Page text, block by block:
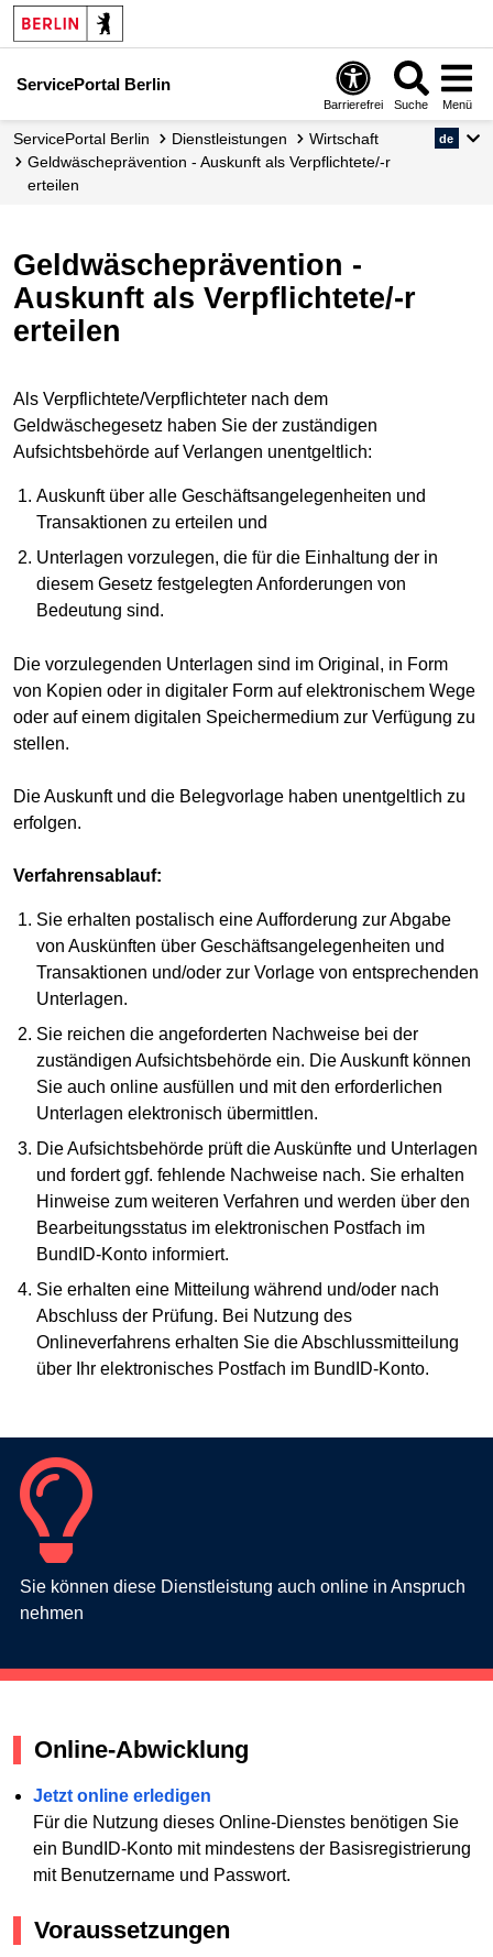
ServicePortal Berlin
Barrierefrei Suche Menü
ServicePortal Berlin Dienstleistungen
Wirtschaft
Geldwäscheprävention - Auskunft als Verpflichtete/-r
erteilen
de
Geldwäscheprävention -
Auskunft als Verpflichtete/-r
erteilen
Als Verpflichtete/Verpflichteter nach dem
Geldwäschegesetz haben Sie der zuständigen
Aufsichtsbehörde auf Verlangen unentgeltlich:
Auskunft über alle Geschäftsangelegenheiten und
Transaktionen zu erteilen und
Unterlagen vorzulegen, die für die Einhaltung der in
diesem Gesetz festgelegten Anforderungen von
Bedeutung sind.
Die vorzulegenden Unterlagen sind im Original, in Form
von Kopien oder in digitaler Form auf elektronischem Wege
oder auf einem digitalen Speichermedium zur Verfügung zu
stellen.
Die Auskunft und die Belegvorlage haben unentgeltlich zu
erfolgen.
Verfahrensablauf:
Sie erhalten postalisch eine Aufforderung zur Abgabe
von Auskünften über Geschäftsangelegenheiten und
Transaktionen und/oder zur Vorlage von entsprechenden
Unterlagen.
Sie reichen die angeforderten Nachweise bei der
zuständigen Aufsichtsbehörde ein. Die Auskunft können
Sie auch online ausfüllen und mit den erforderlichen
Unterlagen elektronisch übermittlen.
Die Aufsichtsbehörde prüft die Auskünfte und Unterlagen
und fordert ggf. fehlende Nachweise nach. Sie erhalten
Hinweise zum weiteren Verfahren und werden über den
Bearbeitungsstatus im elektronischen Postfach im
BundID-Konto informiert.
Sie erhalten eine Mitteilung während und/oder nach
Abschluss der Prüfung. Bei Nutzung des
Onlineverfahrens erhalten Sie die Abschlussmitteilung
über Ihr elektronisches Postfach im BundID-Konto.
Sie können diese Dienstleistung auch online in Anspruch
nehmen
Online-Abwicklung
Jetzt online erledigen
Für die Nutzung dieses Online-Dienstes benötigen Sie
ein BundID-Konto mit mindestens der Basisregistrierung
mit Benutzername und Passwort.
Voraussetzungen